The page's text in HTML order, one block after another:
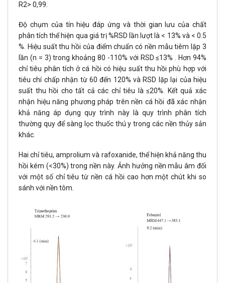
R2> 0,99.
Độ chụm của tín hiệu đáp ứng và thời gian lưu của chất
phân tích thể hiện qua giá trị %RSD lần lượt là < 13% và < 0.5
%. Hiệu suất thu hồi của điểm chuẩn có nền mẫu tiêm lặp 3
lần (n = 3) trong khoảng 80 -110% với RSD ≤13% . Hơn 94%
chỉ tiêu phân tích ở cá hồi có hiệu suất thu hồi phù hợp với
tiêu chí chấp nhận từ 60 đến 120% và RSD lặp lại của hiệu
suất thu hồi cho tất cả các chỉ tiêu là ≤20%. Kết quả xác
nhận hiệu năng phương pháp trên nền cá hồi đã xác nhận
khả năng áp dụng quy trình này là quy trình phân tích
thường quy để sàng lọc thuốc thú y trong các nền thủy sản
khác.
Hai chỉ tiêu, amprolium và rafoxanide, thể hiện khả năng thu
hồi kém (<30%) trong nền này. Ảnh hưởng nền mẫu âm đối
với một số chỉ tiêu từ nền cá hồi cao hơn một chút khi so
sánh với nền tôm.